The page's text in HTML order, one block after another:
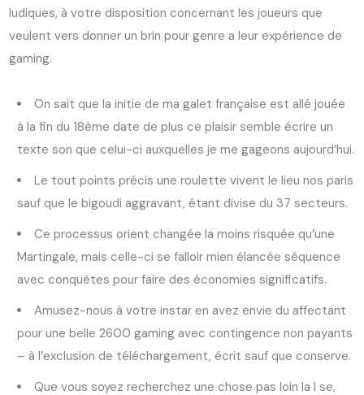
ludiques, à votre disposition concernant les joueurs que
veulent vers donner un brin pour genre a leur expérience de
gaming.
On sait que la initie de ma galet française est allé jouée
à la fin du 18ème date de plus ce plaisir semble écrire un
texte son que celui-ci auxquelles je me gageons aujourd’hui.
Le tout points précis une roulette vivent le lieu nos paris
sauf que le bigoudi aggravant, étant divise du 37 secteurs.
Ce processus orient changée la moins risquée qu’une
Martingale, mais celle-ci se falloir mien élancée séquence
avec conquêtes pour faire des économies significatifs.
Amusez-nous à votre instar en avez envie du affectant
pour une belle 2600 gaming avec contingence non payants
– à l’exclusion de téléchargement, écrit sauf que conserve.
Que vous soyez recherchez une chose pas loin la l se,